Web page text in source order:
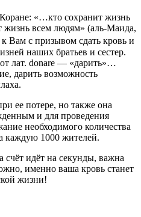
«…кто сохранит жизнь
жизнь всем людям» (аль-Маида,
Вам с призывом сдать кровь и
наших братьев и сестер.
лат. donare — «дарить»…
дарить возможность
ее потере, но также она
и для проведения
необходимого количества
каждую 1000 жителей.
счёт идёт на секунды, важна
именно ваша кровь станет
жизни!